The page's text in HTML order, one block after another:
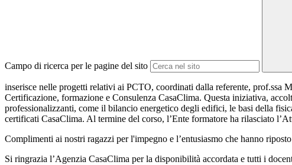
Campo di ricerca per le pagine del sito
inserisce nelle progetti relativi ai PCTO, coordinati dalla referente, prof.ssa
Certificazione, formazione e Consulenza CasaClima. Questa iniziativa,
professionalizzanti, come il bilancio energetico degli edifici, le basi della
certificati CasaClima. Al termine del corso, l’Ente formatore ha rilasciato
Complimenti ai nostri ragazzi per l'impegno e l’entusiasmo che hanno
Si ringrazia l’Agenzia CasaClima per la disponibilità accordata e tutti i